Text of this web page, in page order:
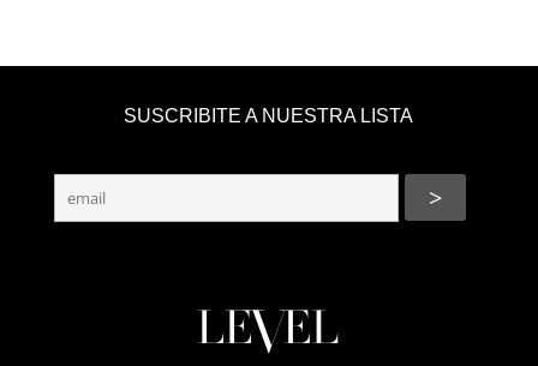
SUSCRIBITE A NUESTRA LISTA